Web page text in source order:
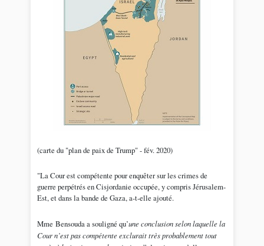
(carte du "plan de paix de Trump" - fév. 2020)
"La Cour est compétente pour enquêter sur les crimes de
guerre perpétrés en Cisjordanie occupée, y compris Jérusalem-
Est, et dans la bande de Gaza, a-t-elle ajouté.
Mme Bensouda a souligné qu’une conclusion selon laquelle la
Cour n’est pas compétente exclurait très probablement tout